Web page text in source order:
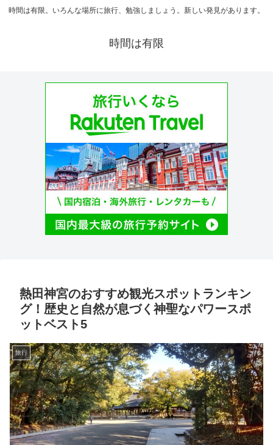
時間は有限。いろんな場所に旅行、勉強しましょう。新しい発見があります。
時間は有限
熱田神宮のおすすめ観光スポットランキン
グ！歴史と自然が息づく神聖なパワースポ
ットベスト5
旅行